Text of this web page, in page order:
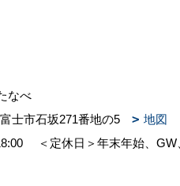
なべ
士市石坂271番地の5 地図
＜定休日＞年末年始、